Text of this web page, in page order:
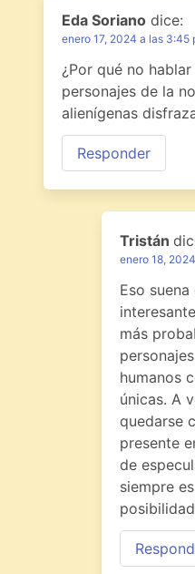
Eda Soriano dice:
enero 17, 2024 a las 3:45
¿Por qué no
personajes de la
alienígenas
Responder
Tristán
enero 18,
Eso
más
humanos
únicas. A
quedarse
presente
de
siempre